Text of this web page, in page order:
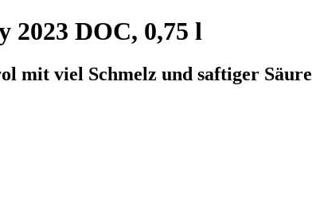
2023 DOC, 0,75 l
mit viel Schmelz und saftiger Säure